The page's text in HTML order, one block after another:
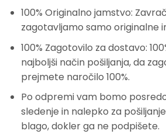
100% Originalno jamstvo:
zagotavljamo samo originalne
100% Zagotovilo za dostavo:
najboljši način pošiljanja, da
prejmete naročilo 100%.
Po odpremi vam bomo
sledenje in nalepko za
blago, dokler ga ne podpišete.